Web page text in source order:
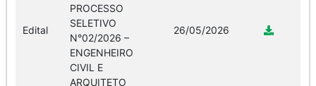
Edital
PROCESSO
SELETIVO
N°02/2026 –
ENGENHEIRO
CIVIL E
ARQUITETO
26/05/2026